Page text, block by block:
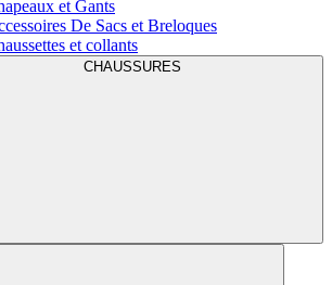
et Gants
De Sacs et Breloques
et collants
CHAUSSURES